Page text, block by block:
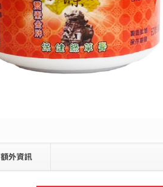
額外資訊